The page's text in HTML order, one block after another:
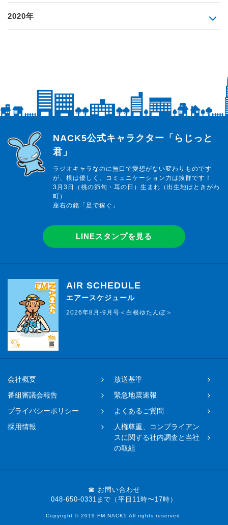
2020年
らじっと君
NACK5公式キャラクター「らじっと
君」
ラジオキャラなのに無口で愛想がない変わりものです
が、根は優しく、コミュニケーション力は抜群です！
3月3日（桃の節句・耳の日）生まれ（出生地はときがわ
町）
座右の銘「足で稼ぐ」
LINEスタンプを見る
AIR SCHEDULE
エアースケジュール
2026年8月-9月号＜白根ゆたんぽ＞
会社概要
放送基準
番組審議会報告
緊急地震速報
プライバシーポリシー
よくあるご質問
採用情報
人権尊重、コンプライアン
スに関する社内調査と当社
の取組
☎ お問い合わせ
048-650-0331まで（平日11時〜17時）
Copyright © 2019 FM NACK5 All rights reserved.